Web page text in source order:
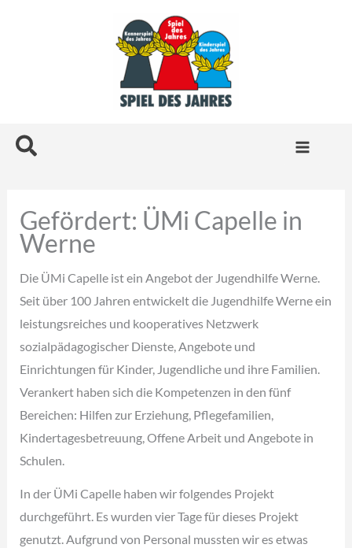
Suchen
Gefördert: ÜMi Capelle in
Werne
Die ÜMi Capelle ist ein Angebot der Jugendhilfe Werne.
Seit über 100 Jahren entwickelt die Jugendhilfe Werne ein
leistungsreiches und kooperatives Netzwerk
sozialpädagogischer Dienste, Angebote und
Einrichtungen für Kinder, Jugendliche und ihre Familien.
Verankert haben sich die Kompetenzen in den fünf
Bereichen: Hilfen zur Erziehung, Pflegefamilien,
Kindertagesbetreuung, Offene Arbeit und Angebote in
Schulen.
In der ÜMi Capelle haben wir folgendes Projekt
durchgeführt. Es wurden vier Tage für dieses Projekt
genutzt. Aufgrund von Personal mussten wir es etwas